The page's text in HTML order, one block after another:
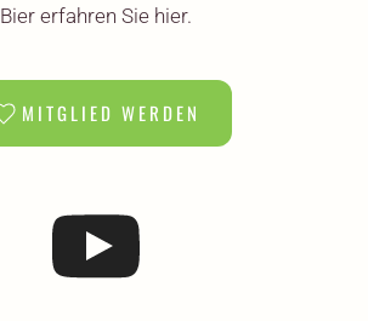
Bier erfahren Sie hier.
MITGLIED WERDEN